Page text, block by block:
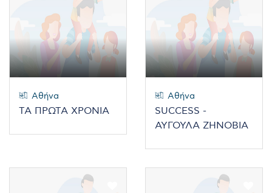
Αθήνα
ΤΑ ΠΡΩΤΑ ΧΡΟΝΙΑ
Αθήνα
SUCCESS -
ΑΥΓΟΥΛΑ ΖΗΝΟΒΙΑ